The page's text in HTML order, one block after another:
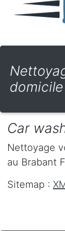
Car
Nettoyage
au Brabant
Sitemap :